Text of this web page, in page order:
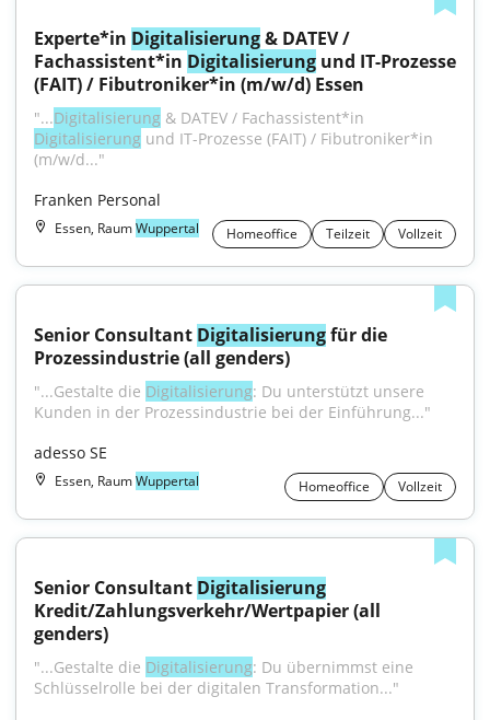
Experte*in Digitalisierung & DATEV /
Fachassistent*in Digitalisierung und IT-Prozesse
(FAIT) / Fibutroniker*in (m/w/d) Essen
"...Digitalisierung
Digitalisierung und IT-Prozesse (FAIT) / Fibutroniker*in
(m/w/d..."
Franken Personal
Essen, RaumWuppertal Homeoffice Teilzeit Vollzeit
Senior Consultant Digitalisierung für die
Prozessindustrie (all genders)
"...Gestalte die Digitalisierung: Du unterstützt unsere
Kunden in der Prozessindustrie bei der Einführung..."
adesso SE
Essen, RaumWuppertal Homeoffice Vollzeit
Senior Consultant Digitalisierung
Kredit/Zahlungsverkehr/Wertpapier (all
genders)
"...Gestalte die Digitalisierung: Du übernimmst eine
Schlüsselrolle bei der digitalen Transformation..."